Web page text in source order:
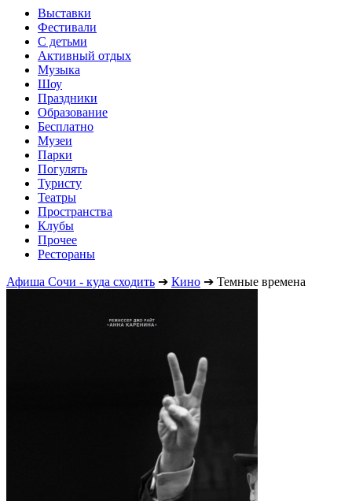
Выставки
Фестивали
С детьми
Активный отдых
Музыка
Шоу
Праздники
Образование
Бесплатно
Музеи
Парки
Погулять
Туристу
Театры
Пространства
Клубы
Прочее
Рестораны
Афиша Сочи - куда сходить ➔ Кино ➔ Темные времена